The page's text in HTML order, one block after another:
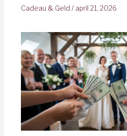
Cadeau & Geld / april 21, 2026